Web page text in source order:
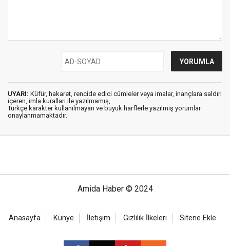
UYARI: Küfür, hakaret, rencide edici cümleler veya imalar, inançlara saldırı
içeren, imla kuralları ile yazılmamış,
Türkçe karakter kullanılmayan ve büyük harflerle yazılmış yorumlar
onaylanmamaktadır.
Amida Haber © 2024
Anasayfa Künye İletişim Gizlilik İlkeleri Sitene Ekle